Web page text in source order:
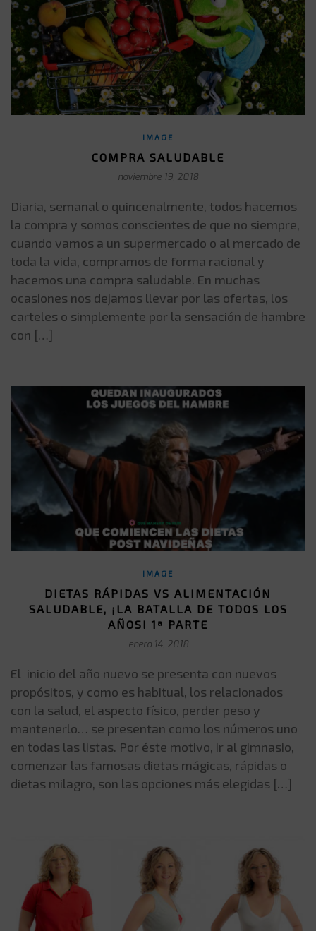
IMAGE
COMPRA SALUDABLE
noviembre 19, 2018
Diaria, semanal o quincenalmente, todos hacemos
la compra y somos conscientes de que no siempre,
cuando vamos a un supermercado o al mercado de
toda la vida, compramos de forma racional y
hacemos una compra saludable. En muchas
ocasiones nos dejamos llevar por las ofertas, los
carteles o simplemente por la sensación de hambre
con […]
IMAGE
DIETAS RÁPIDAS VS ALIMENTACIÓN
SALUDABLE, ¡LA BATALLA DE TODOS LOS
AÑOS! 1ª PARTE
enero 14, 2018
El inicio del año nuevo se presenta con nuevos
propósitos, y como es habitual, los relacionados
con la salud, el aspecto físico, perder peso y
mantenerlo… se presentan como los números uno
en todas las listas. Por éste motivo, ir al gimnasio,
comenzar las famosas dietas mágicas, rápidas o
dietas milagro, son las opciones más elegidas […]